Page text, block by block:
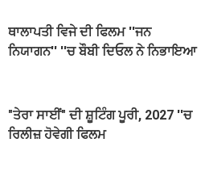
ਥਾਲਾਪਤੀ ਵਿਜੇ ਦੀ ਫਿਲਮ ''ਜਨ
ਨਿਯਾਗਨ'' ''ਚ ਬੌਬੀ ਦਿਓਲ ਨੇ ਨਿਭਾਇਆ
"ਤੇਰਾ ਸਾਈਂ" ਦੀ ਸ਼ੂਟਿੰਗ ਪੂਰੀ, 2027 ''ਚ
ਰਿਲੀਜ਼ ਹੋਵੇਗੀ ਫਿਲਮ